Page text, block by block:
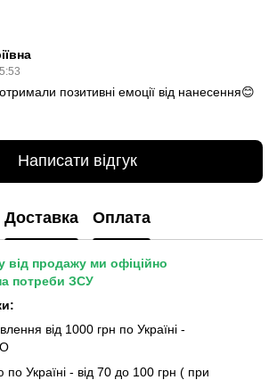
позитивні емоції від нанесення😊
Написати відгук
Доставка Оплата
від продажу ми офіційно
потреби ЗСУ
від 1000 грн по Україні -
Україні - від 70 до 100 грн ( при